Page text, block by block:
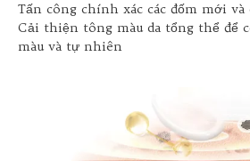
Tấn công chính xác các đốm mới và
Cải thiện tông màu da tổng thể để
màu và tự nhiên